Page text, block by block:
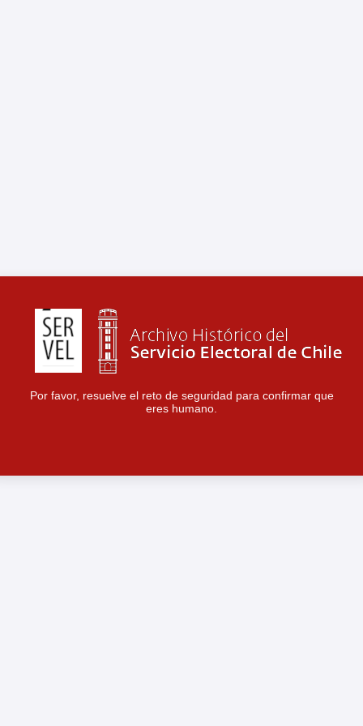
Por favor, resuelve el reto de seguridad para confirmar que
eres humano.